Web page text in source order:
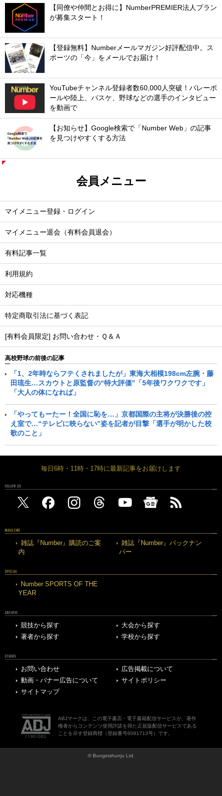
【同僚や仲間とお得に】NumberPREMIER法人プラン
が募集スタート！
【登録無料】Numberメールマガジン好評配信中。ス
ポーツの「今」をメールでお届け！
YouTubeチャンネル登録者数60,000人突破！バレーボ
ールや陸上、バスケ、野球などの選手のインタビュー
を動画で
【お知らせ】Google検索で「Number Web」の記事
を見つけやすくする方法
会員メニュー
マイメニュー登録・ログイン
マイメニュー退会（有料会員退会）
有料記事一覧
利用規約
対応機種
特定商取引法に基づく表記
[有料会員限定] お問い合わせ・Ｑ＆Ａ
高校野球の前後の記事
「1、2年時ならフテくされましたが」東海大相模198cm左腕・藤
田琉生…スカウトと原監督の“特大評価”「5年後ワクワクです」
「大人の体になれば」
「やってもーたー！全国に恥を…」京都国際の主将が決勝後の控
え室で…“テレビに映らない”姿を記者が目撃「選手が明かした校
歌のこと」
毎日6時・11時・17時に最新記事をお届けします
FOLLOW US
MAGAZINE
雑誌『Number』購読のご案
内
雑誌『Number』バックナン
バー
SPECIAL
Number SPORTS OF THE
YEAR
ARCHIVE
競技から探す
大会から探す
著者から探す
学校から探す
OTHERS
お問い合わせ
広告掲載について
動画・バナー広告について
サイトポリシー
サイトマップ
ABJマークは、この電子書店・電子書籍配信サービスが、著作
権者からコンテンツ使用許諾を得た正規版配信サービスである
ことを示す登録商標（登録番号6091713号）です。
© Bungeishunju Ltd.